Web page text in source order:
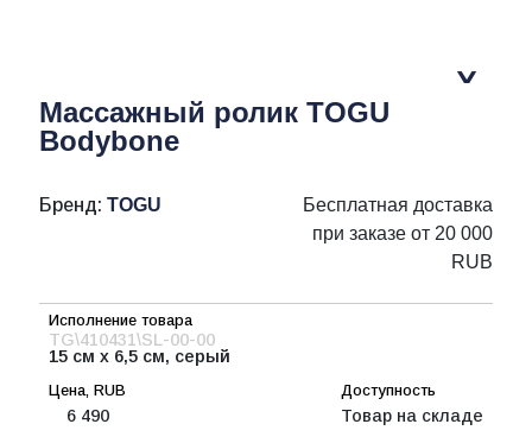
Массажный ролик TOGU
Bodybone
Бренд: TOGU
Бесплатная доставка
при заказе от 20 000
RUB
TG\410431\SL-00-00
15 см x 6,5 см, серый
6 490 Товар на складе